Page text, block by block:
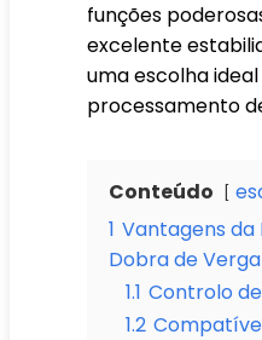
funções
excelente
uma escolha
processamento
Conteúdo
1 Vantagens da
Dobra de
1.1 Controlo
1.2